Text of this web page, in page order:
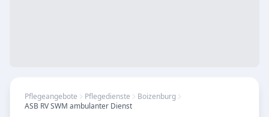
Pflegeangebote Pflegedienste
Boizenburg
ASB RV SWM ambulanter Dienst